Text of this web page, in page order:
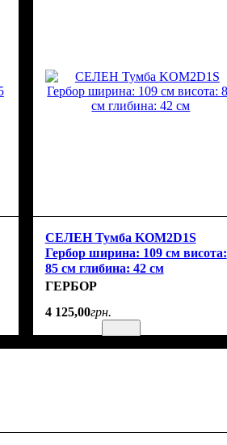
СЕЛЕН Тумба KOM2D1S
Гербор ширина: 109 см висота:
85 см глибина: 42 см
ГЕРБОР
4 125,00грн.